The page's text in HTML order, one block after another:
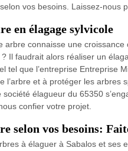
vos besoins. Laissez-nous
en élagage sylvicole
arbre connaisse une
Il faudrait alors réaliser un
tel que l’entreprise Entreprise
l’arbre et à protéger les arbres
élagueur du 65350
confier votre projet.
selon vos besoins:
à élaguer à Sabalos et ses